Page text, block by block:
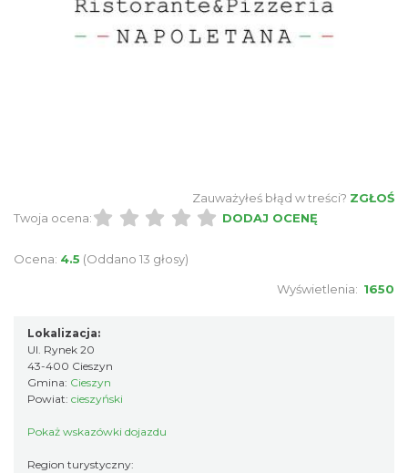
Zauważyłeś błąd w treści? ZGŁOŚ
Twoja ocena:
DODAJ OCENĘ
Ocena: 4.5 (Oddano 13 głosy)
Wyświetlenia: 1650
Lokalizacja:
Ul. Rynek 20
43-400 Cieszyn
Gmina: Cieszyn
Powiat: cieszyński
Pokaż wskazówki dojazdu
Region turystyczny: